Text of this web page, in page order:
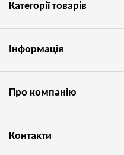
Категорії товарів
Інформація
Про компанію
Контакти